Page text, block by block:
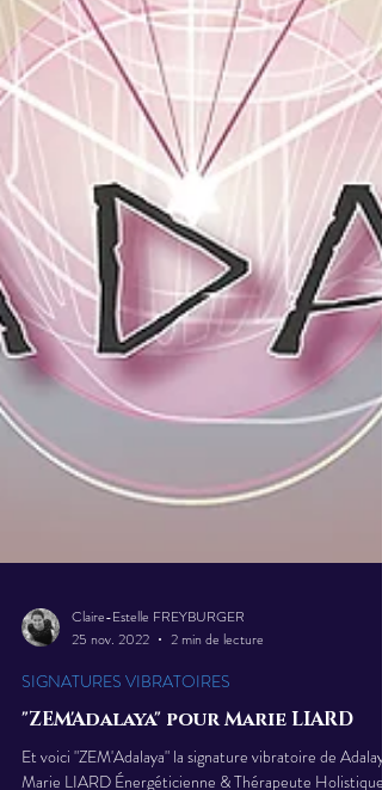
25 nov. 2022
2 min de lecture
SIGNATURES VIBRATOIRES